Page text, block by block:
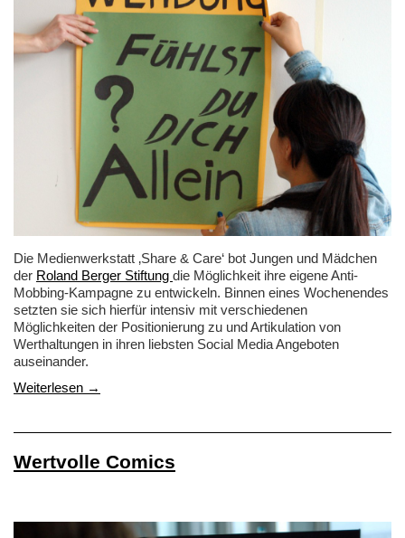
Die Medienwerkstatt ‚Share & Care‘ bot Jungen und Mädchen
der Roland Berger Stiftung die Möglichkeit ihre eigene Anti-
Mobbing-Kampagne zu entwickeln. Binnen eines Wochenendes
setzten sie sich hierfür intensiv mit verschiedenen
Möglichkeiten der Positionierung zu und Artikulation von
Werthaltungen in ihren liebsten Social Media Angeboten
auseinander.
Weiterlesen →
Wertvolle Comics